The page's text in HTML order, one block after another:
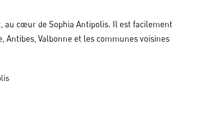
au cœur de Sophia Antipolis. Il est facilement
Antibes, Valbonne et les communes voisines